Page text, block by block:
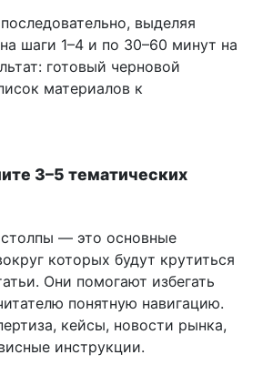
выделяя
шаги 1–4 и по 30–60 минут на
готовый черновой
материалов к
3–5 тематических
— это основные
которых будут крутиться
Они помогают избегать
понятную навигацию.
кейсы, новости рынка,
инструкции.